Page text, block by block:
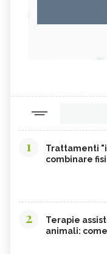
1
Trattamenti
combinare
2
Terapie
animali: